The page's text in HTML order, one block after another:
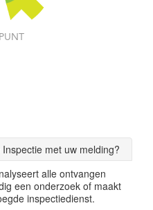
met uw melding?
alle ontvangen
een onderzoek of maakt
inspectiedienst.